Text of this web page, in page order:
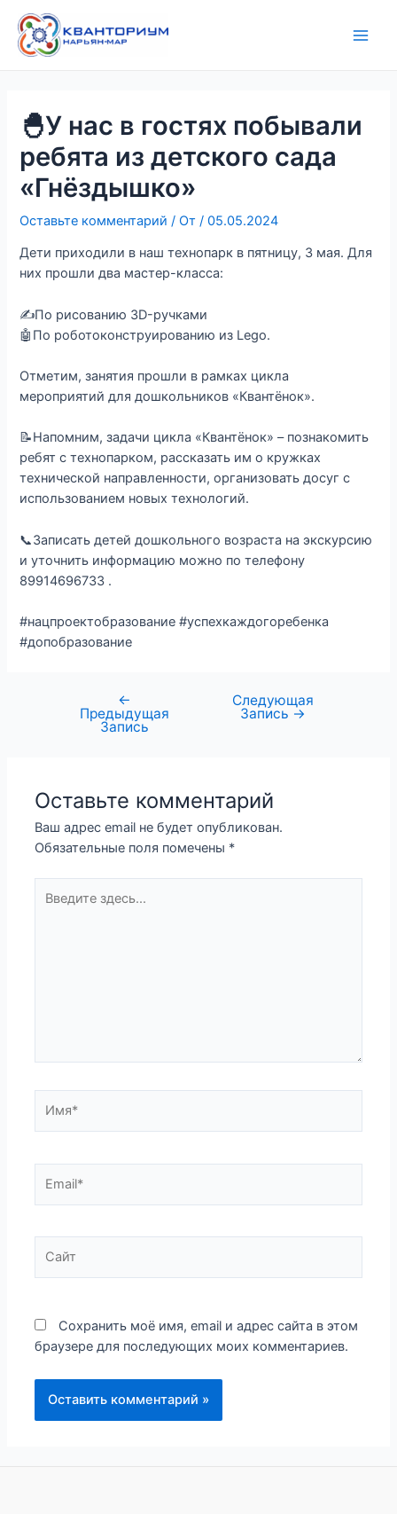
содержимому
🐣У нас в гостях побывали
ребята из детского сада
«Гнёздышко»
Оставьте комментарий / От/05.05.2024
Дети приходили в наш технопарк в пятницу, 3 мая. Для
них прошли два мастер-класса:
✍По рисованию 3D-ручками
🤖По роботоконструированию из Lego.
Отметим, занятия прошли в рамках цикла
мероприятий для дошкольников «Квантёнок».
📝Напомним, задачи цикла «Квантёнок» – познакомить
ребят с технопарком, рассказать им о кружках
технической направленности, организовать досуг с
использованием новых технологий.
📞Записать детей дошкольного возраста на экскурсию
и уточнить информацию можно по телефону
89914696733 .
#нацпроектобразование #успехкаждогоребенка
#допобразование
по
записям
←
Предыдущая
Запись
Следующая
Запись →
Оставьте комментарий
Ваш адрес email не будет опубликован.
Обязательные поля помечены *
здесь...
Сохранить моё имя, email и адрес сайта в этом
браузере для последующих моих комментариев.